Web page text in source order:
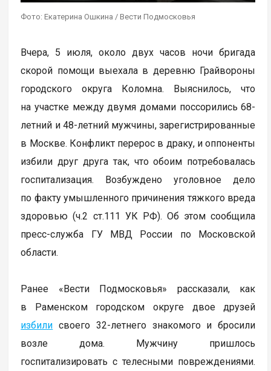
Фото: Екатерина Ошкина / Вести Подмосковья
Вчера, 5 июля, около двух часов ночи бригада
скорой помощи выехала в деревню Грайвороны
городского округа Коломна. Выяснилось, что
на участке между двумя домами поссорились 68-
летний и 48-летний мужчины, зарегистрированные
в Москве. Конфликт перерос в драку, и оппоненты
избили друг друга так, что обоим потребовалась
госпитализация. Возбуждено уголовное дело
по факту умышленного причинения тяжкого вреда
здоровью (ч.2 ст.111 УК РФ). Об этом сообщила
пресс-служба ГУ МВД России по Московской
области.
Ранее «Вести Подмосковья» рассказали, как
в Раменском городском округе двое друзей
избили своего 32-летнего знакомого и бросили
возле дома. Мужчину пришлось
госпитализировать с телесными повреждениями.